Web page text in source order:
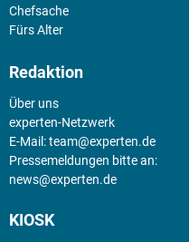
Chefsache
Fürs Alter
Redaktion
Über uns
experten-Netzwerk
E-Mail:team@experten.de
Pressemeldungen bitte an:
news@experten.de
KIOSK